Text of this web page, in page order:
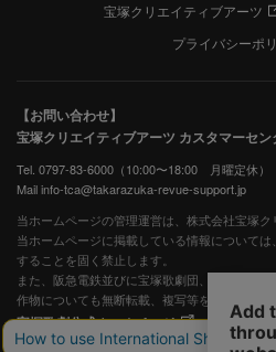
宝塚クリエイティブアーツ
プライバシーポ
【お問い合わせ】
宝塚クリエイティブアーツ カスタマーセン
Tel. 0797-83-6000（10:00〜18:00 月曜定休）
Mail info-tca@takarazuka-revue-support.jp
当ホームページの管理運営は、株式会社宝塚ク
当ホームページに掲載している情報について
することを固く禁止します。
また、阪急電鉄並びに宝塚歌劇団、宝塚クリ
作物についても無断転載、複写等を禁じます。
宝塚歌劇公式ホームページ